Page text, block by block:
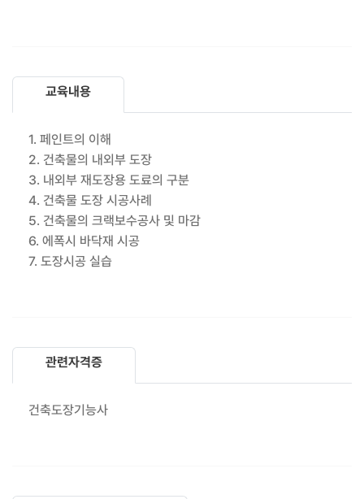
교육내용
1. 페인트의 이해
2. 건축물의 내외부 도장
3. 내외부 재도장용 도료의 구분
4. 건축물 도장 시공사례
5. 건축물의 크랙보수공사 및 마감
6. 에폭시 바닥재 시공
7. 도장시공 실습
관련자격증
건축도장기능사